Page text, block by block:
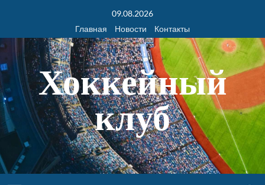
09.08.2026
Главная
Новости Контакты
Хоккейный
клуб